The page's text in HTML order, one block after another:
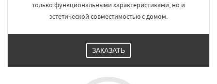
только функциональными характеристиками, но и
эстетической совместимостью с домом.
ЗАКАЗАТЬ